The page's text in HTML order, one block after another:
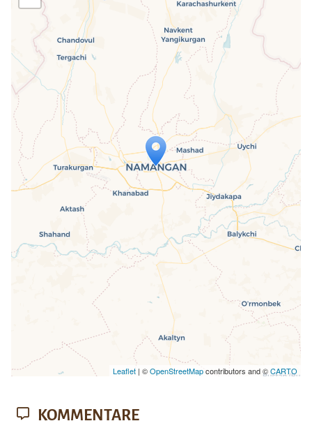
Travelers' Map wird geladen …
Wenn du dies siehst, nachdem deine
Seite vollständig geladen wurde,
fehlen leafletJS-Dateien.
Leaflet| ©OpenStreetMapcontributors and ©CARTO
KOMMENTARE